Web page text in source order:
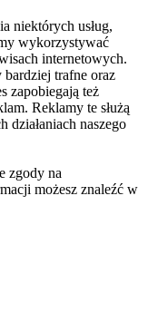
niektórych usług,
wykorzystywać
internetowych.
bardziej trafne oraz
zapobiegają też
Reklamy te służą
działaniach naszego
zgody na
możesz znaleźć w